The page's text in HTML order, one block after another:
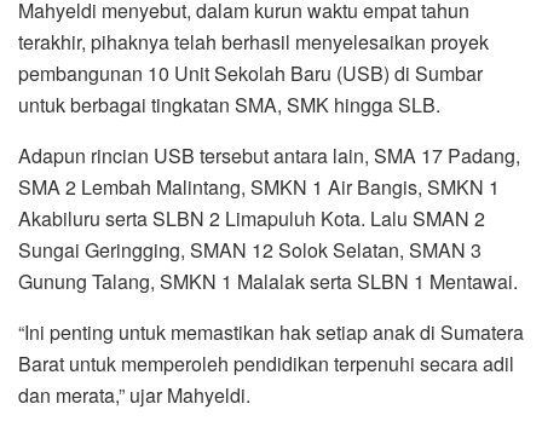
Mahyeldi menyebut, dalam kurun waktu empat tahun
terakhir, pihaknya telah berhasil menyelesaikan proyek
pembangunan 10 Unit Sekolah Baru (USB) di Sumbar
untuk berbagai tingkatan SMA, SMK hingga SLB.
Adapun rincian USB tersebut antara lain, SMA 17 Padang,
SMA 2 Lembah Malintang, SMKN 1 Air Bangis, SMKN 1
Akabiluru serta SLBN 2 Limapuluh Kota. Lalu SMAN 2
Sungai Geringging, SMAN 12 Solok Selatan, SMAN 3
Gunung Talang, SMKN 1 Malalak serta SLBN 1 Mentawai.
“Ini penting untuk memastikan hak setiap anak di Sumatera
Barat untuk memperoleh pendidikan terpenuhi secara adil
dan merata,” ujar Mahyeldi.